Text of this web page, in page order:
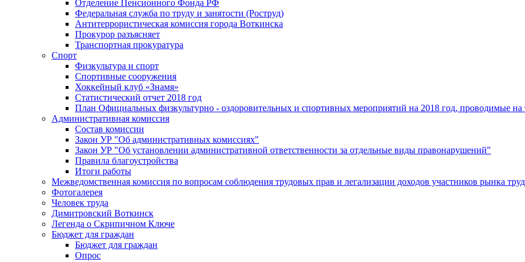
Отделение Пенсионного Фонда РФ
Федеральная служба по труду и занятости (Роструд)
Антитеррористическая комиссия города Воткинска
Прокурор разъясняет
Транспортная прокуратура
Спорт
Физкультура и спорт
Спортивные сооружения
Хоккейный клуб «Знамя»
Статистический отчет 2018 год
План Официальных физкультурно - оздоровительных и спортивных мероприятий на 2018 год, проводимые
Административная комиссия
Состав комиссии
Закон УР "Об административных комиссиях"
Закон УР "Об установлении административной ответственности за отдельные виды правонарушений"
Правила благоустройства
Итоги работы
Межведомственная комиссия по вопросам соблюдения трудовых прав и легализации доходов участников рынка
Фотогалерея
Человек труда
Димитровский Воткинск
Легенда о Скрипичном Ключе
Бюджет для граждан
Бюджет для граждан
Опрос